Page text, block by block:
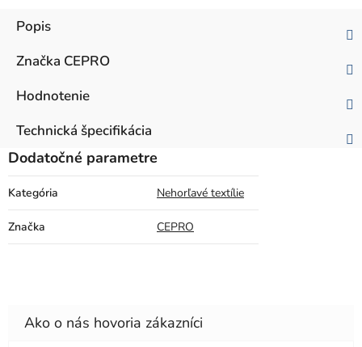
Popis
Značka CEPRO
Hodnotenie
Technická špecifikácia
Dodatočné parametre
Kategória Nehorľavé textílie
Značka CEPRO